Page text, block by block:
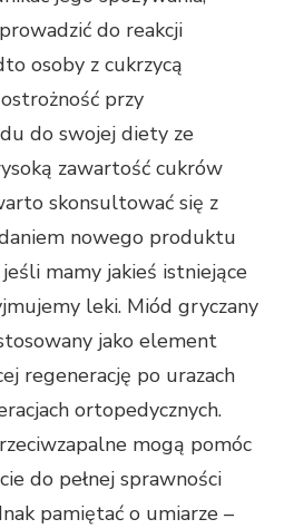
do reakcji
osoby z cukrzycą
przy
do swojej diety ze
zawartość cukrów
skonsultować się z
nowego produktu
jeśli mamy jakieś istniejące
leki. Miód gryczany
jako element
regenerację po urazach
ortopedycznych.
mogą pomóc
do pełnej sprawności
pamiętać o umiarze –